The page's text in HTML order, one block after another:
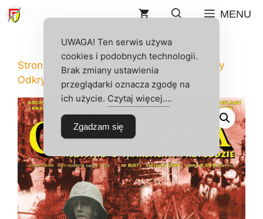
Przejdź
do
MENU
Strona główna/ Sklep / Odkrywca
Numery
Odkrywcy/2004/ ODKRYWCA 8/2004
UWAGA! Ten serwis używa
cookies i podobnych technologii.
Brak zmiany ustawienia
przeglądarki oznacza zgodę na
ich użycie. Czytaj więcej….
Zgadzam się